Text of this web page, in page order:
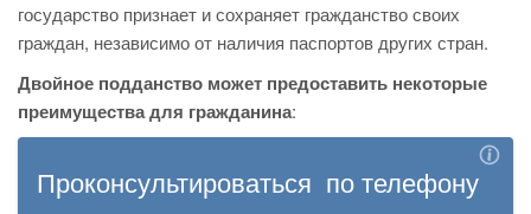
государство признает и сохраняет гражданство своих
граждан, независимо от наличия паспортов других стран.
Двойное подданство может предоставить некоторые
преимущества для гражданина: